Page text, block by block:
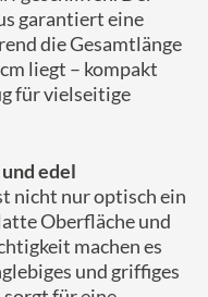
garantiert eine
die Gesamtlänge
liegt – kompakt
für vielseitige
edel
nicht nur optisch ein
Oberfläche und
machen es
und griffiges